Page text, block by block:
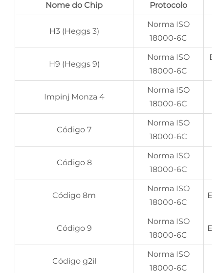
Nome do Chip Protocolo
H3 (Heggs 3)
Norma ISO
18000-6C
H9 (Heggs 9)
Norma ISO
18000-6C
Impinj Monza 4
Norma ISO
18000-6C
Código 7
Norma ISO
18000-6C
Código 8
Norma ISO
18000-6C
Código 8m
Norma ISO
18000-6C
Código 9
Norma ISO
18000-6C
Código g2il
Norma ISO
18000-6C